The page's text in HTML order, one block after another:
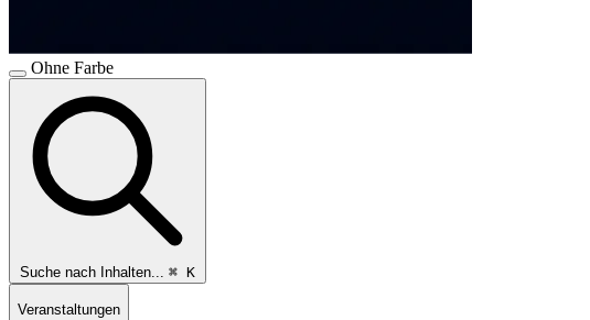
Ohne Farbe
Suche nach Inhalten... ⌘ K
Veranstaltungen